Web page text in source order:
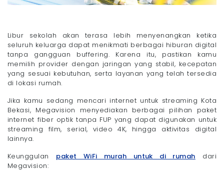
Libur sekolah akan terasa lebih menyenangkan ketika
seluruh keluarga dapat menikmati berbagai hiburan digital
tanpa gangguan buffering. Karena itu, pastikan kamu
memilih provider dengan jaringan yang stabil, kecepatan
yang sesuai kebutuhan, serta layanan yang telah tersedia
di lokasi rumah.
Jika kamu sedang mencari internet untuk streaming Kota
Bekasi, Megavision menyediakan berbagai pilihan paket
internet fiber optik tanpa FUP yang dapat digunakan untuk
streaming film, serial, video 4K, hingga aktivitas digital
lainnya.
Keunggulan paket WiFi murah untuk di rumah dari
Megavision: